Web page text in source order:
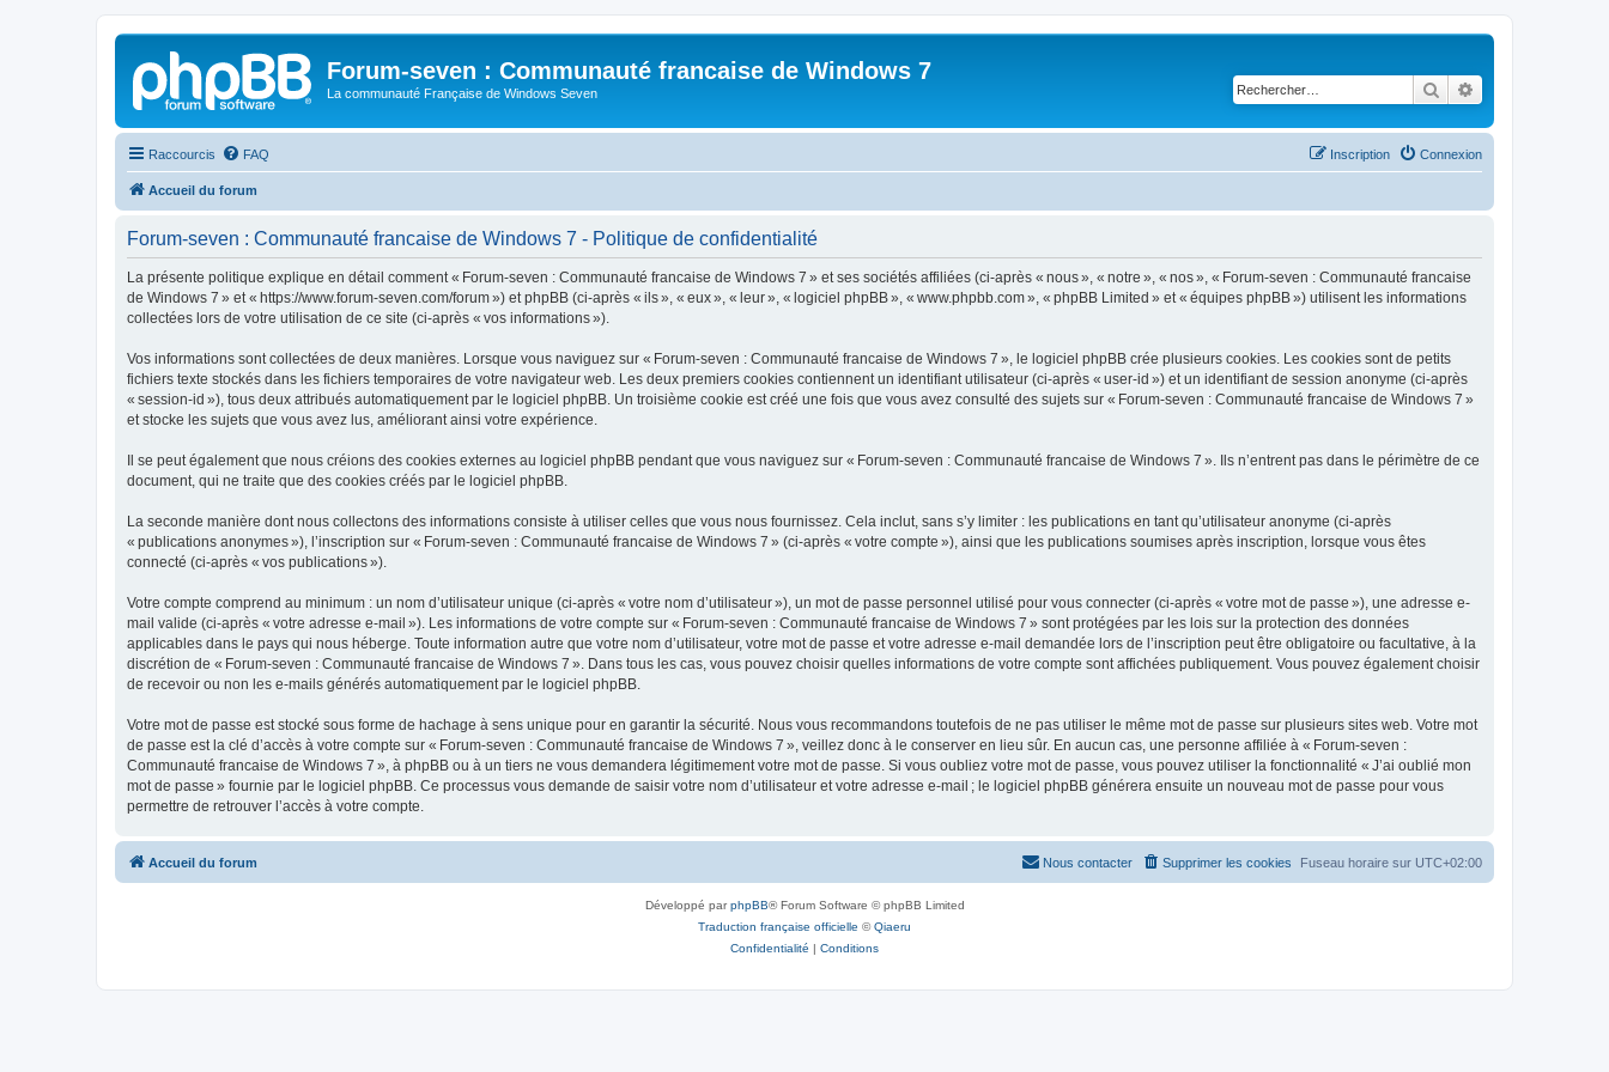
Forum-seven : Communauté francaise de Windows 7
La communauté Française de Windows Seven Rechercher
Raccourcis FAQ Connexion
Inscription
Accueil du forum
Forum-seven : Communauté francaise de Windows 7 - Politique de confidentialité
La présente politique explique en détail comment « Forum-seven : Communauté francaise de Windows 7 » et ses sociétés affiliées (ci-après « nous », « notre », « nos », « Forum-seven : Communauté francaise
de Windows 7 » et « https://www.forum-seven.com/forum ») et phpBB (ci-après « ils », « eux », « leur », « logiciel phpBB », « www.phpbb.com », « phpBB Limited » et « équipes phpBB ») utilisent les informations
collectées lors de votre utilisation de ce site (ci-après « vos informations »).
Vos informations sont collectées de deux manières. Lorsque vous naviguez sur « Forum-seven : Communauté francaise de Windows 7 », le logiciel phpBB crée plusieurs cookies. Les cookies sont de petits
fichiers texte stockés dans les fichiers temporaires de votre navigateur web. Les deux premiers cookies contiennent un identifiant utilisateur (ci-après « user-id ») et un identifiant de session anonyme (ci-après
« session-id »), tous deux attribués automatiquement par le logiciel phpBB. Un troisième cookie est créé une fois que vous avez consulté des sujets sur « Forum-seven : Communauté francaise de Windows 7 »
et stocke les sujets que vous avez lus, améliorant ainsi votre expérience.
Il se peut également que nous créions des cookies externes au logiciel phpBB pendant que vous naviguez sur « Forum-seven : Communauté francaise de Windows 7 ». Ils n’entrent pas dans le périmètre de ce
document, qui ne traite que des cookies créés par le logiciel phpBB.
La seconde manière dont nous collectons des informations consiste à utiliser celles que vous nous fournissez. Cela inclut, sans s’y limiter : les publications en tant qu’utilisateur anonyme (ci-après
« publications anonymes »), l’inscription sur « Forum-seven : Communauté francaise de Windows 7 » (ci-après « votre compte »), ainsi que les publications soumises après inscription, lorsque vous êtes
connecté (ci-après « vos publications »).
Votre compte comprend au minimum : un nom d’utilisateur unique (ci-après « votre nom d’utilisateur »), un mot de passe personnel utilisé pour vous connecter (ci-après « votre mot de passe »), une adresse e-
mail valide (ci-après « votre adresse e-mail »). Les informations de votre compte sur « Forum-seven : Communauté francaise de Windows 7 » sont protégées par les lois sur la protection des données
applicables dans le pays qui nous héberge. Toute information autre que votre nom d’utilisateur, votre mot de passe et votre adresse e-mail demandée lors de l’inscription peut être obligatoire ou facultative, à la
discrétion de « Forum-seven : Communauté francaise de Windows 7 ». Dans tous les cas, vous pouvez choisir quelles informations de votre compte sont affichées publiquement. Vous pouvez également choisir
de recevoir ou non les e-mails générés automatiquement par le logiciel phpBB.
Votre mot de passe est stocké sous forme de hachage à sens unique pour en garantir la sécurité. Nous vous recommandons toutefois de ne pas utiliser le même mot de passe sur plusieurs sites web. Votre mot
de passe est la clé d’accès à votre compte sur « Forum-seven : Communauté francaise de Windows 7 », veillez donc à le conserver en lieu sûr. En aucun cas, une personne affiliée à « Forum-seven :
Communauté francaise de Windows 7 », à phpBB ou à un tiers ne vous demandera légitimement votre mot de passe. Si vous oubliez votre mot de passe, vous pouvez utiliser la fonctionnalité « J’ai oublié mon
mot de passe » fournie par le logiciel phpBB. Ce processus vous demande de saisir votre nom d’utilisateur et votre adresse e-mail ; le logiciel phpBB générera ensuite un nouveau mot de passe pour vous
permettre de retrouver l’accès à votre compte.
Accueil du forum Fuseau horaire sur UTC+02:00
Supprimer les cookies
Nous contacter
Développé parphpBB® Forum Software © phpBB Limited
Traduction française officielle ©Qiaeru
Confidentialité | Conditions